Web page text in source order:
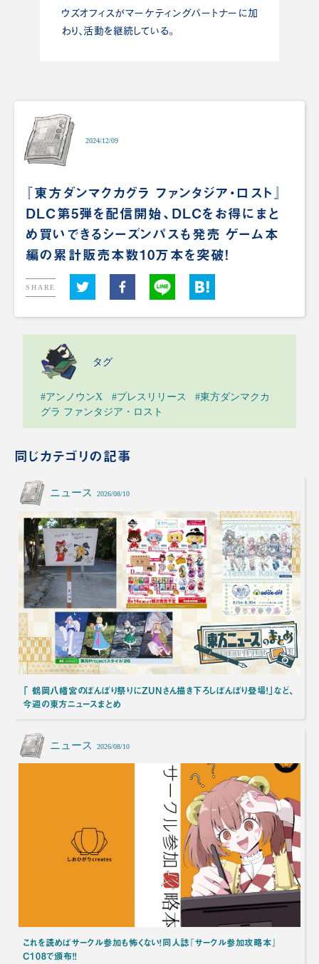
ウズオフィスがマーケティングパートナーに加
わり、活動を継続している。
2024/12/09
『東方ダンマクカグラ ファンタジア・ロスト』
DLC第5弾を配信開始、DLCをお得にまと
め買いできるシーズンパスも発売 ゲーム本
編の累計販売本数10万本を突破！
SHARE
タグ
#アンノウンX #プレスリリース
#東方ダンマクカ
グラ ファンタジア・ロスト
同じカテゴリの記事
ニュース 2026/08/10
「 鶴岡八幡宮のぼんぼり祭りにZUNさん描き下ろしぼんぼり登場！」など、
今週の東方ニュースまとめ
ニュース 2026/08/10
これを読めばサークル参加も怖くない！同人誌『サークル参加攻略本』
C108で頒布！！